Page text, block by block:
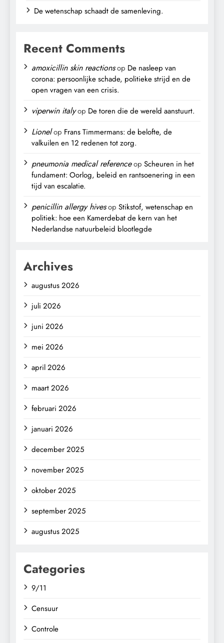
De wetenschap schaadt de samenleving.
Recent Comments
amoxicillin skin reactionsop De nasleep van
corona: persoonlijke schade, politieke strijd en de
open vragen van een crisis.
viperwin italyop De toren die de wereld aanstuurt.
Lionelop Frans Timmermans: de belofte, de
valkuilen en 12 redenen tot zorg.
pneumonia medical referenceop Scheuren in het
fundament: Oorlog, beleid en rantsoenering in een
tijd van escalatie.
penicillin allergy hivesop Stikstof, wetenschap en
politiek: hoe een Kamerdebat de kern van het
Nederlandse natuurbeleid blootlegde
Archives
augustus 2026
juli 2026
juni 2026
mei 2026
april 2026
maart 2026
februari 2026
januari 2026
december 2025
november 2025
oktober 2025
september 2025
augustus 2025
Categories
9/11
Censuur
Controle